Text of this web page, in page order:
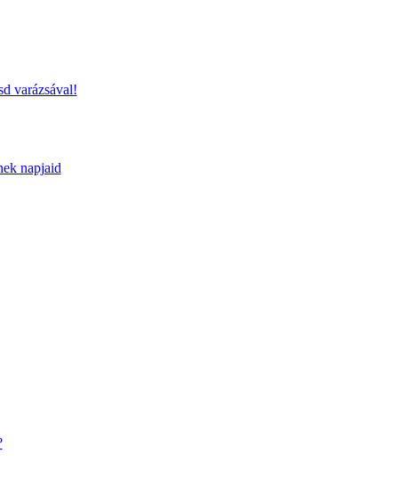
varázsával!
napjaid